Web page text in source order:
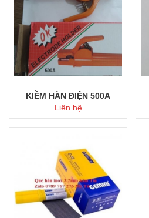
Mua ngay
KIỀM HÀN ĐIỆN 500A
Liên hệ